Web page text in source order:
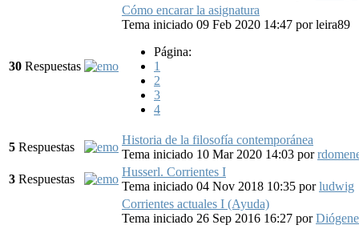
30 Respuestas
Cómo encarar la asignatura
Tema iniciado 09 Feb 2020 14:47 porleira89
Página:
1
2
3
4
5 Respuestas
Historia de la filosofía contemporánea
Tema iniciado 10 Mar 2020 14:03 por
3 Respuestas
Husserl. Corrientes I
Tema iniciado 04 Nov 2018 10:35 porludwig
Corrientes actuales I (Ayuda)
Tema iniciado 26 Sep 2016 16:27 por